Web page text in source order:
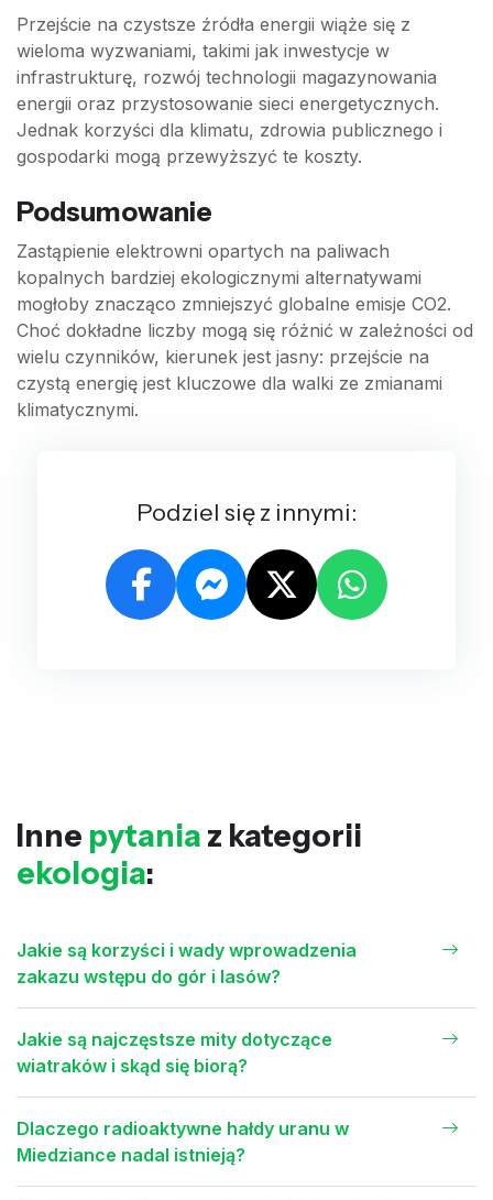
Przejście na czystsze źródła energii wiąże się z
wieloma wyzwaniami, takimi jak inwestycje w
infrastrukturę, rozwój technologii magazynowania
energii oraz przystosowanie sieci energetycznych.
Jednak korzyści dla klimatu, zdrowia publicznego i
gospodarki mogą przewyższyć te koszty.
Podsumowanie
Zastąpienie elektrowni opartych na paliwach
kopalnych bardziej ekologicznymi alternatywami
mogłoby znacząco zmniejszyć globalne emisje CO2.
Choć dokładne liczby mogą się różnić w zależności od
wielu czynników, kierunek jest jasny: przejście na
czystą energię jest kluczowe dla walki ze zmianami
klimatycznymi.
Podziel się z innymi:
Inne pytania z kategorii
ekologia:
Jakie są korzyści i wady wprowadzenia
zakazu wstępu do gór i lasów?
Jakie są najczęstsze mity dotyczące
wiatraków i skąd się biorą?
Dlaczego radioaktywne hałdy uranu w
Miedziance nadal istnieją?